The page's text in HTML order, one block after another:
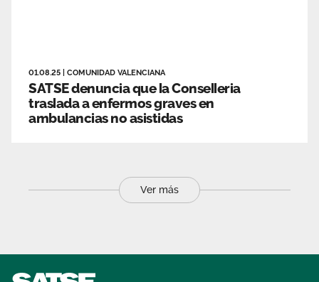
01.08.25 COMUNIDAD VALENCIANA
SATSE denuncia que la Conselleria
traslada a enfermos graves en
ambulancias no asistidas
Ver más